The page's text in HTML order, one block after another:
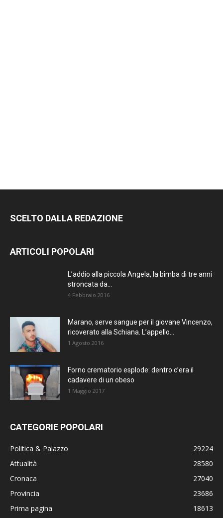
SCELTO DALLA REDAZIONE
ARTICOLI POPOLARI
L’addio alla piccola Angela, la bimba di tre anni
stroncata da...
4 Febbraio 2016
Marano, serve sangue per il giovane Vincenzo,
ricoverato alla Schiana. L’appello...
1 Agosto 2016
Forno crematorio esplode: dentro c’era il
cadavere di un obeso
1 Maggio 2017
CATEGORIE POPOLARI
Politica & Palazzo
29224
Attualità
28580
Cronaca
27040
Provincia
23686
Prima pagina
18613